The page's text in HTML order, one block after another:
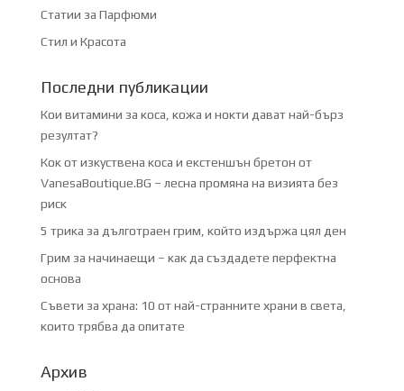
Статии за Парфюми
Стил и Красота
Последни публикации
Кои витамини за коса, кожа и нокти дават най-бърз
резултат?
Кок от изкуствена коса и екстеншън бретон от
VanesaBoutique.BG – лесна промяна на визията без
риск
5 трика за дълготраен грим, който издържа цял ден
Грим за начинаещи – как да създадете перфектна
основа
Съвети за храна: 10 от най-странните храни в света,
които трябва да опитате
Архив